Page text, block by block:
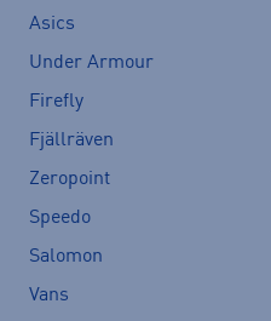
Asics
Under Armour
Firefly
Fjällräven
Zeropoint
Speedo
Salomon
Vans